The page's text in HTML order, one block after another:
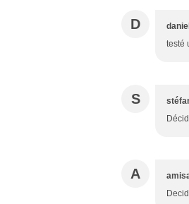
D
testé
S
A